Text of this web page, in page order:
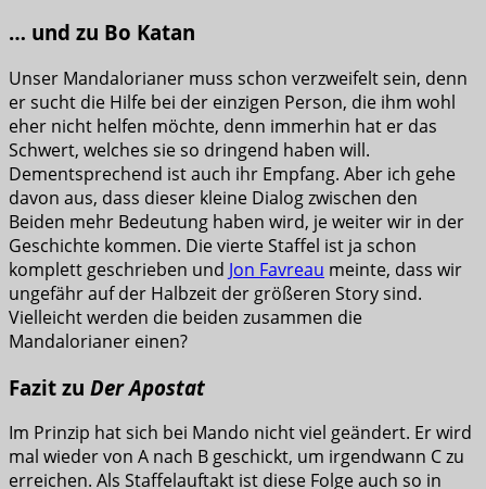
… und zu Bo Katan
Unser Mandalorianer muss schon verzweifelt sein, denn
er sucht die Hilfe bei der einzigen Person, die ihm wohl
eher nicht helfen möchte, denn immerhin hat er das
Schwert, welches sie so dringend haben will.
Dementsprechend ist auch ihr Empfang. Aber ich gehe
davon aus, dass dieser kleine Dialog zwischen den
Beiden mehr Bedeutung haben wird, je weiter wir in der
Geschichte kommen. Die vierte Staffel ist ja schon
komplett geschrieben und Jon Favreau meinte, dass wir
ungefähr auf der Halbzeit der größeren Story sind.
Vielleicht werden die beiden zusammen die
Mandalorianer einen?
Fazit zu Der Apostat
Im Prinzip hat sich bei Mando nicht viel geändert. Er wird
mal wieder von A nach B geschickt, um irgendwann C zu
erreichen. Als Staffelauftakt ist diese Folge auch so in